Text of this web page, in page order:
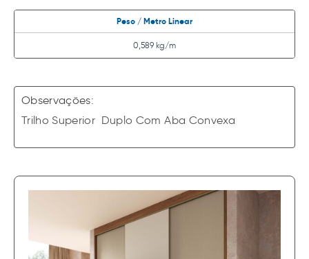
Peso / Metro Linear
0,589 kg/m
Observações:
Trilho Superior Duplo Com Aba Convexa